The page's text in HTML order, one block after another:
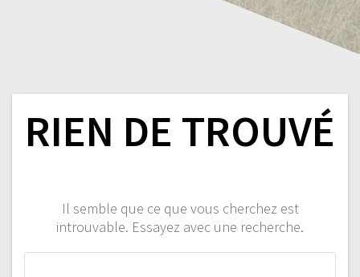
RIEN DE TROUVÉ
Il semble que ce que vous cherchez est
introuvable. Essayez avec une recherche.